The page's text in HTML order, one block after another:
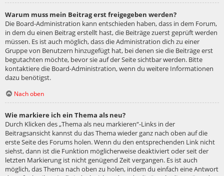
Warum muss mein Beitrag erst freigegeben werden?
Die Board-Administration kann entschieden haben, dass in dem Forum,
in dem du einen Beitrag erstellt hast, die Beiträge zuerst geprüft werden
müssen. Es ist auch möglich, dass die Administration dich zu einer
Gruppe von Benutzern hinzugefügt hat, bei denen sie die Beiträge erst
begutachten möchte, bevor sie auf der Seite sichtbar werden. Bitte
kontaktiere die Board-Administration, wenn du weitere Informationen
dazu benötigst.
Nach oben
Wie markiere ich ein Thema als neu?
Durch Klicken des „Thema als neu markieren“-Links in der
Beitragsansicht kannst du das Thema wieder ganz nach oben auf die
erste Seite des Forums holen. Wenn du den entsprechenden Link nicht
siehst, dann ist die Funktion möglicherweise deaktiviert oder seit der
letzten Markierung ist nicht genügend Zeit vergangen. Es ist auch
möglich, das Thema nach oben zu holen, indem du einfach eine Antwort